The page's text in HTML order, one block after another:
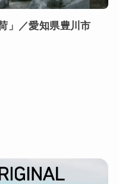
」／愛知県豊川市